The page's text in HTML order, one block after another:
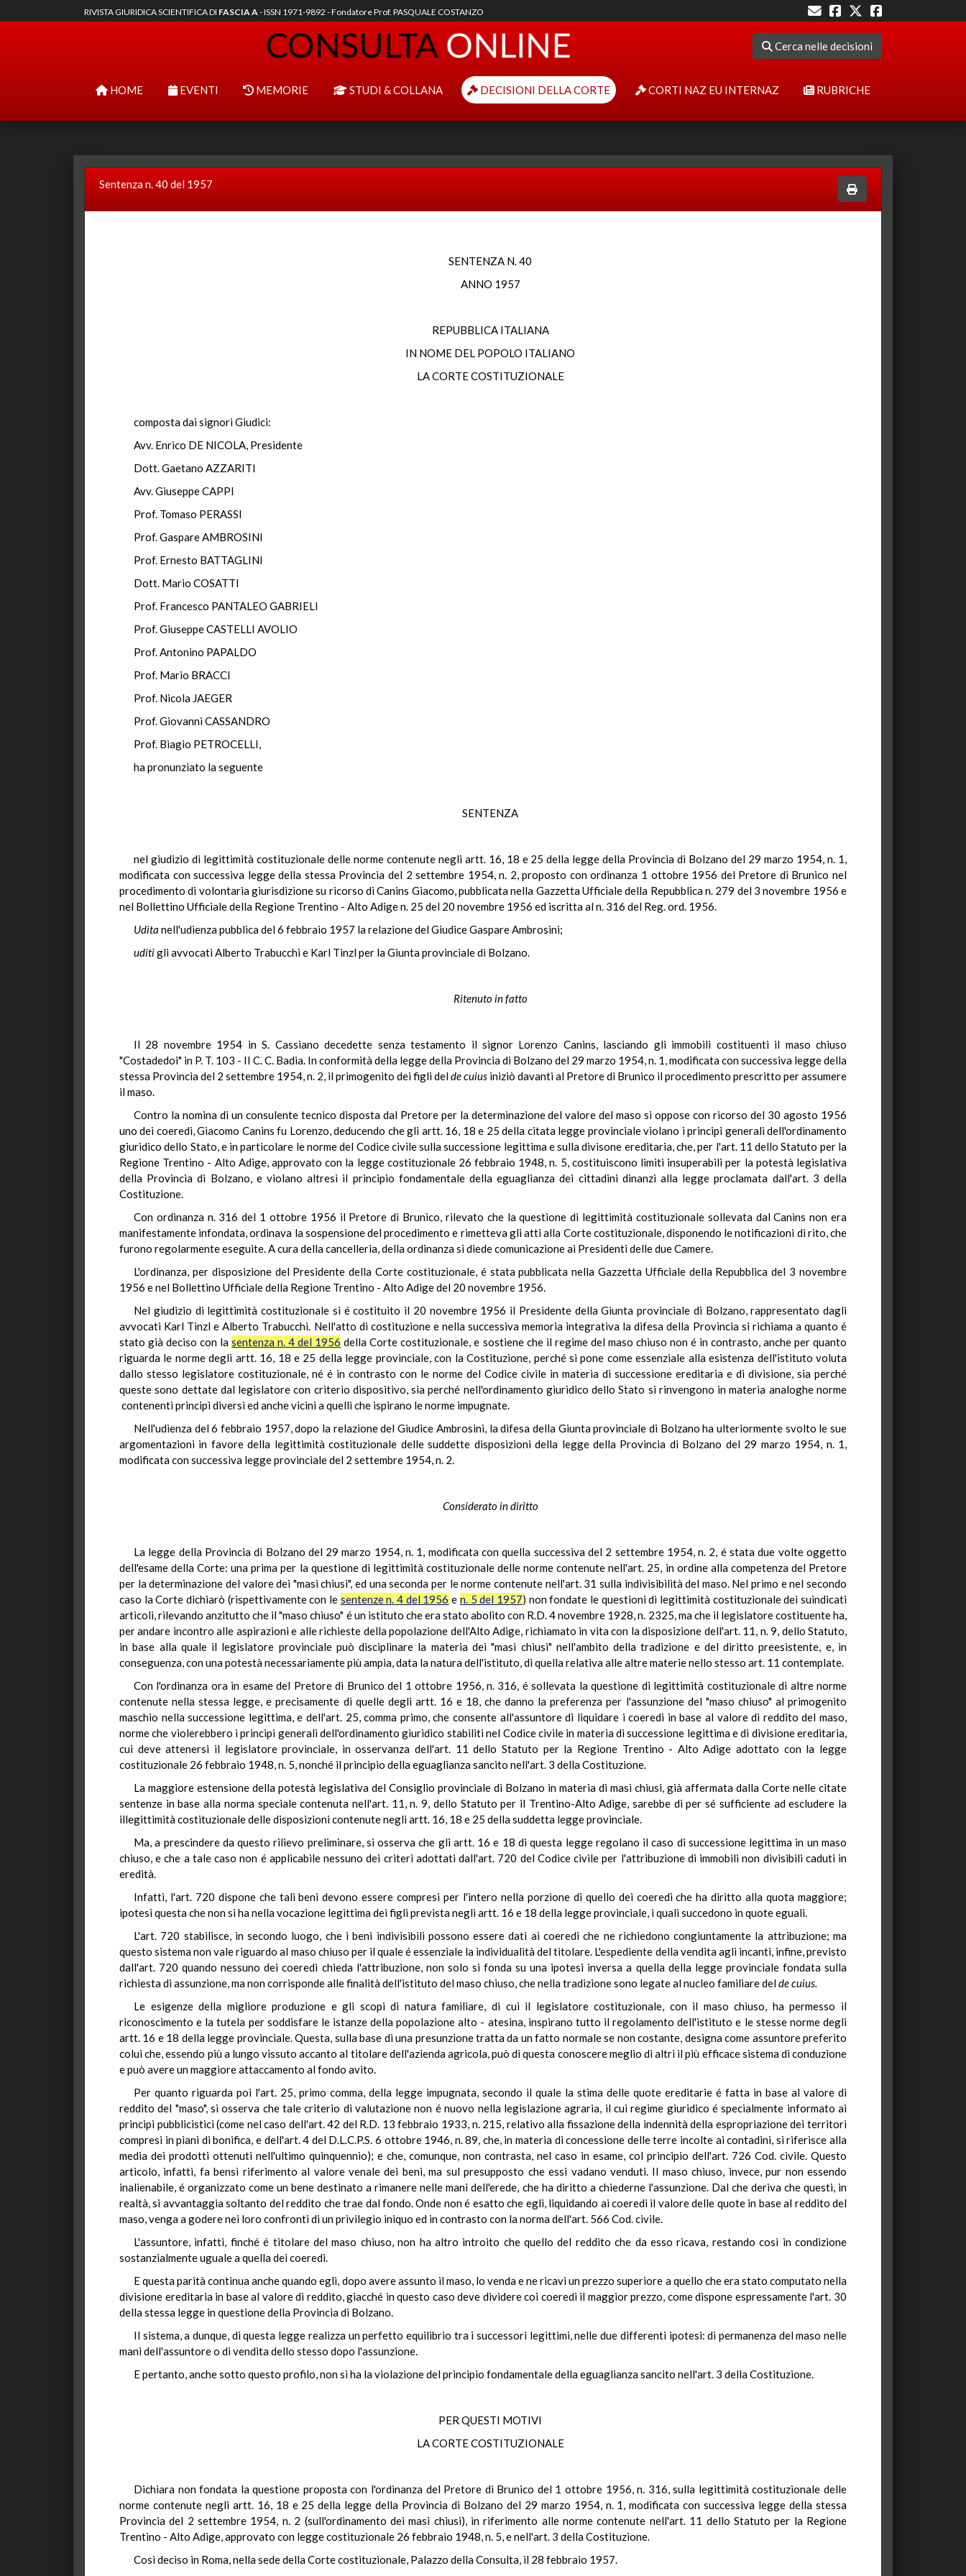
RIVISTA GIURIDICA SCIENTIFICA DI FASCIA A- ISSN 1971-9892 - Fondatore Prof. PASQUALE COSTANZO
Cerca nelle decisioni
HOME EVENTI MEMORIE STUDI & COLLANA DECISIONI DELLA CORTE CORTI NAZ EU INTERNAZ RUBRICHE
Sentenza n. 40 del 1957
SENTENZA N. 40
ANNO 1957
REPUBBLICA ITALIANA
IN NOME DEL POPOLO ITALIANO
LA CORTE COSTITUZIONALE
composta dai signori Giudici:
Avv. Enrico DE NICOLA, Presidente
Dott. Gaetano AZZARITI
Avv. Giuseppe CAPPI
Prof. Tomaso PERASSI
Prof. Gaspare AMBROSINI
Prof. Ernesto BATTAGLINI
Dott. Mario COSATTI
Prof. Francesco PANTALEO GABRIELI
Prof. Giuseppe CASTELLI AVOLIO
Prof. Antonino PAPALDO
Prof. Mario BRACCI
Prof. Nicola JAEGER
Prof. Giovanni CASSANDRO
Prof. Biagio PETROCELLI,
ha pronunziato la seguente
SENTENZA
nel giudizio di legittimità costituzionale delle norme contenute negli artt. 16, 18 e 25 della legge della Provincia di Bolzano del 29 marzo 1954, n. 1,
modificata con successiva legge della stessa Provincia del 2 settembre 1954, n. 2, proposto con ordinanza 1 ottobre 1956 del Pretore di Brunico nel
procedimento di volontaria giurisdizione su ricorso di Canins Giacomo, pubblicata nella Gazzetta Ufficiale della Repubblica n. 279 del 3 novembre 1956 e
nel Bollettino Ufficiale della Regione Trentino - Alto Adige n. 25 del 20 novembre 1956 ed iscritta al n. 316 del Reg. ord. 1956.
Udita nell'udienza pubblica del 6 febbraio 1957 la relazione del Giudice Gaspare Ambrosini;
uditigli avvocati Alberto Trabucchi e Karl Tinzl per la Giunta provinciale di Bolzano.
Ritenuto in fatto
Il 28 novembre 1954 in S. Cassiano decedette senza testamento il signor Lorenzo Canins, lasciando gli immobili costituenti il maso chiuso
"Costadedoi" in P. T. 103 - II C. C. Badia. In conformità della legge della Provincia di Bolzano del 29 marzo 1954, n. 1, modificata con successiva legge della
stessa Provincia del 2 settembre 1954, n. 2, il primogenito dei figli delde cuius iniziò davanti al Pretore di Brunico il procedimento prescritto per assumere
il maso.
Contro la nomina di un consulente tecnico disposta dal Pretore per la determinazione del valore del maso si oppose con ricorso del 30 agosto 1956
uno dei coeredi, Giacomo Canins fu Lorenzo, deducendo che gli artt. 16, 18 e 25 della citata legge provinciale violano i principi generali dell'ordinamento
giuridico dello Stato, e in particolare le norme del Codice civile sulla successione legittima e sulla divisone ereditaria, che, per l'art. 11 dello Statuto per la
Regione Trentino - Alto Adige, approvato con la legge costituzionale 26 febbraio 1948, n. 5, costituiscono limiti insuperabili per la potestà legislativa
della Provincia di Bolzano, e violano altresì il principio fondamentale della eguaglianza dei cittadini dinanzi alla legge proclamata dall'art. 3 della
Costituzione.
Con ordinanza n. 316 del 1 ottobre 1956 il Pretore di Brunico, rilevato che la questione di legittimità costituzionale sollevata dal Canins non era
manifestamente infondata, ordinava la sospensione del procedimento e rimetteva gli atti alla Corte costituzionale, disponendo le notificazioni di rito, che
furono regolarmente eseguite. A cura della cancelleria, della ordinanza si diede comunicazione ai Presidenti delle due Camere.
L'ordinanza, per disposizione del Presidente della Corte costituzionale, é stata pubblicata nella Gazzetta Ufficiale della Repubblica del 3 novembre
1956 e nel Bollettino Ufficiale della Regione Trentino - Alto Adige del 20 novembre 1956.
Nel giudizio di legittimità costituzionale si é costituito il 20 novembre 1956 il Presidente della Giunta provinciale di Bolzano, rappresentato dagli
avvocati Karl Tinzl e Alberto Trabucchi. Nell'atto di costituzione e nella successiva memoria integrativa la difesa della Provincia si richiama a quanto é
stato già deciso con lasentenza n. 4 del 1956 della Corte costituzionale, e sostiene che il regime del maso chiuso non é in contrasto, anche per quanto
riguarda le norme degli artt. 16, 18 e 25 della legge provinciale, con la Costituzione, perché si pone come essenziale alla esistenza dell'istituto voluta
dallo stesso legislatore costituzionale, né é in contrasto con le norme del Codice civile in materia di successione ereditaria e di divisione, sia perché
queste sono dettate dal legislatore con criterio dispositivo, sia perché nell'ordinamento giuridico dello Stato si rinvengono in materia analoghe norme
contenenti principi diversi ed anche vicini a quelli che ispirano le norme impugnate.
Nell'udienza del 6 febbraio 1957, dopo la relazione del Giudice Ambrosini, la difesa della Giunta provinciale di Bolzano ha ulteriormente svolto le sue
argomentazioni in favore della legittimità costituzionale delle suddette disposizioni della legge della Provincia di Bolzano del 29 marzo 1954, n. 1,
modificata con successiva legge provinciale del 2 settembre 1954, n. 2.
Considerato in diritto
La legge della Provincia di Bolzano del 29 marzo 1954, n. 1, modificata con quella successiva del 2 settembre 1954, n. 2, é stata due volte oggetto
dell'esame della Corte: una prima per la questione di legittimità costituzionale delle norme contenute nell'art. 25, in ordine alla competenza del Pretore
per la determinazione del valore dei "masi chiusi", ed una seconda per le norme contenute nell'art. 31 sulla indivisibilità del maso. Nel primo e nel secondo
caso la Corte dichiarò (rispettivamente con le sentenze n. 4 del 1956 e n. 5 del 1957) non fondate le questioni di legittimità costituzionale dei suindicati
articoli, rilevando anzitutto che il "maso chiuso" é un istituto che era stato abolito con R.D. 4 novembre 1928, n. 2325, ma che il legislatore costituente ha,
per andare incontro alle aspirazioni e alle richieste della popolazione dell'Alto Adige, richiamato in vita con la disposizione dell'art. 11, n. 9, dello Statuto,
in base alla quale il legislatore provinciale può disciplinare la materia dei "masi chiusi" nell'ambito della tradizione e del diritto preesistente, e, in
conseguenza, con una potestà necessariamente più ampia, data la natura dell'istituto, di quella relativa alle altre materie nello stesso art. 11 contemplate.
Con l'ordinanza ora in esame del Pretore di Brunico del 1 ottobre 1956, n. 316, é sollevata la questione di legittimità costituzionale di altre norme
contenute nella stessa legge, e precisamente di quelle degli artt. 16 e 18, che danno la preferenza per l'assunzione del "maso chiuso" al primogenito
maschio nella successione legittima, e dell'art. 25, comma primo, che consente all'assuntore di liquidare i coeredi in base al valore di reddito del maso,
norme che violerebbero i principi generali dell'ordinamento giuridico stabiliti nel Codice civile in materia di successione legittima e di divisione ereditaria,
cui deve attenersi il legislatore provinciale, in osservanza dell'art. 11 dello Statuto per la Regione Trentino - Alto Adige adottato con la legge
costituzionale 26 febbraio 1948, n. 5, nonché il principio della eguaglianza sancito nell'art. 3 della Costituzione.
La maggiore estensione della potestà legislativa del Consiglio provinciale di Bolzano in materia di masi chiusi, già affermata dalla Corte nelle citate
sentenze in base alla norma speciale contenuta nell'art. 11, n. 9, dello Statuto per il Trentino-Alto Adige, sarebbe di per sé sufficiente ad escludere la
illegittimità costituzionale delle disposizioni contenute negli artt. 16, 18 e 25 della suddetta legge provinciale.
Ma, a prescindere da questo rilievo preliminare, si osserva che gli artt. 16 e 18 di questa legge regolano il caso di successione legittima in un maso
chiuso, e che a tale caso non é applicabile nessuno dei criteri adottati dall'art. 720 del Codice civile per l'attribuzione di immobili non divisibili caduti in
eredità.
Infatti, l'art. 720 dispone che tali beni devono essere compresi per l'intero nella porzione di quello dei coeredi che ha diritto alla quota maggiore;
ipotesi questa che non si ha nella vocazione legittima dei figli prevista negli artt. 16 e 18 della legge provinciale, i quali succedono in quote eguali.
L'art. 720 stabilisce, in secondo luogo, che i beni indivisibili possono essere dati ai coeredi che ne richiedono congiuntamente la attribuzione; ma
questo sistema non vale riguardo al maso chiuso per il quale é essenziale la individualità del titolare. L'espediente della vendita agli incanti, infine, previsto
dall'art. 720 quando nessuno dei coeredi chieda l'attribuzione, non solo si fonda su una ipotesi inversa a quella della legge provinciale fondata sulla
richiesta di assunzione, ma non corrisponde alle finalità dell'istituto del maso chiuso, che nella tradizione sono legate al nucleo familiare delde cuius.
Le esigenze della migliore produzione e gli scopi di natura familiare, di cui il legislatore costituzionale, con il maso chiuso, ha permesso il
riconoscimento e la tutela per soddisfare le istanze della popolazione alto - atesina, inspirano tutto il regolamento dell'istituto e le stesse norme degli
artt. 16 e 18 della legge provinciale. Questa, sulla base di una presunzione tratta da un fatto normale se non costante, designa come assuntore preferito
colui che, essendo più a lungo vissuto accanto al titolare dell'azienda agricola, può di questa conoscere meglio di altri il più efficace sistema di conduzione
e può avere un maggiore attaccamento al fondo avito.
Per quanto riguarda poi l'art. 25, primo comma, della legge impugnata, secondo il quale la stima delle quote ereditarie é fatta in base al valore di
reddito del "maso", si osserva che tale criterio di valutazione non é nuovo nella legislazione agraria, il cui regime giuridico é specialmente informato ai
principi pubblicistici (come nel caso dell'art. 42 del R.D. 13 febbraio 1933, n. 215, relativo alla fissazione della indennità della espropriazione dei territori
compresi in piani di bonifica, e dell'art. 4 del D.L.C.P.S. 6 ottobre 1946, n. 89, che, in materia di concessione delle terre incolte ai contadini, si riferisce alla
media dei prodotti ottenuti nell'ultimo quinquennio); e che, comunque, non contrasta, nel caso in esame, col principio dell'art. 726 Cod. civile. Questo
articolo, infatti, fa bensì riferimento al valore venale dei beni, ma sul presupposto che essi vadano venduti. Il maso chiuso, invece, pur non essendo
inalienabile, é organizzato come un bene destinato a rimanere nelle mani dell'erede, che ha diritto a chiederne l'assunzione. Dal che deriva che questi, in
realtà, si avvantaggia soltanto del reddito che trae dal fondo. Onde non é esatto che egli, liquidando ai coeredi il valore delle quote in base al reddito del
maso, venga a godere nei loro confronti di un privilegio iniquo ed in contrasto con la norma dell'art. 566 Cod. civile.
L'assuntore, infatti, finché é titolare del maso chiuso, non ha altro introito che quello del reddito che da esso ricava, restando così in condizione
sostanzialmente uguale a quella dei coeredi.
E questa parità continua anche quando egli, dopo avere assunto il maso, lo venda e ne ricavi un prezzo superiore a quello che era stato computato nella
divisione ereditaria in base al valore di reddito, giacché in questo caso deve dividere coi coeredi il maggior prezzo, come dispone espressamente l'art. 30
della stessa legge in questione della Provincia di Bolzano.
Il sistema, a dunque, di questa legge realizza un perfetto equilibrio tra i successori legittimi, nelle due differenti ipotesi: di permanenza del maso nelle
mani dell'assuntore o di vendita dello stesso dopo l'assunzione.
E pertanto, anche sotto questo profilo, non si ha la violazione del principio fondamentale della eguaglianza sancito nell'art. 3 della Costituzione.
PER QUESTI MOTIVI
LA CORTE COSTITUZIONALE
Dichiara non fondata la questione proposta con l'ordinanza del Pretore di Brunico del 1 ottobre 1956, n. 316, sulla legittimità costituzionale delle
norme contenute negli artt. 16, 18 e 25 della legge della Provincia di Bolzano del 29 marzo 1954, n. 1, modificata con successiva legge della stessa
Provincia del 2 settembre 1954, n. 2 (sull'ordinamento dei masi chiusi), in riferimento alle norme contenute nell'art. 11 dello Statuto per la Regione
Trentino - Alto Adige, approvato con legge costituzionale 26 febbraio 1948, n. 5, e nell'art. 3 della Costituzione.
Così deciso in Roma, nella sede della Corte costituzionale, Palazzo della Consulta, il 28 febbraio 1957.